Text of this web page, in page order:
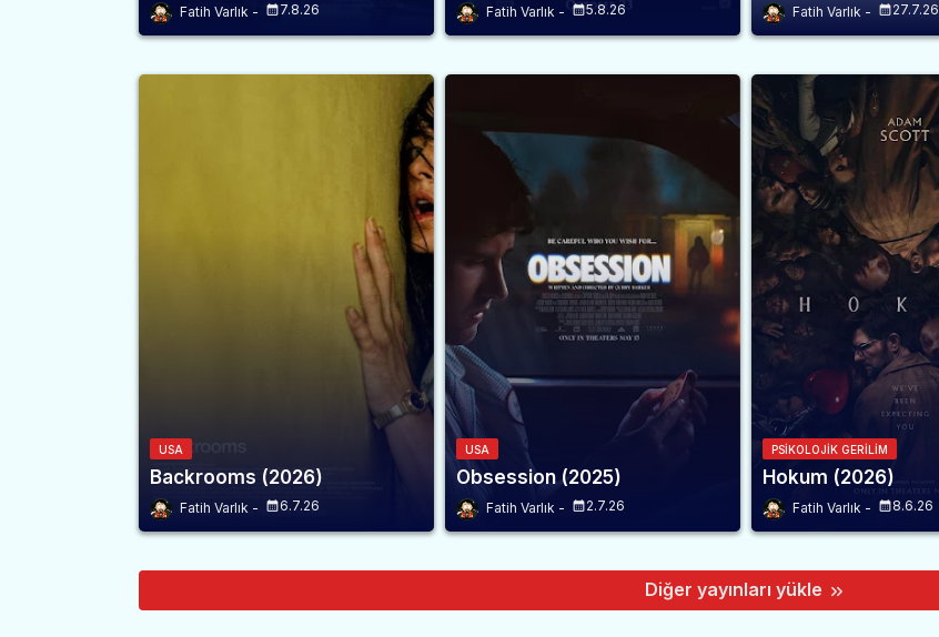
Fatih Varlık 7.8.26 Fatih Varlık 5.8.26 Fatih Varlık 27.7.26
USA
Backrooms (2026)
Fatih Varlık 6.7.26
USA
Obsession (2025)
Fatih Varlık 2.7.26
PSIKOLOJIK GERILIM
Hokum (2026)
Fatih Varlık 8.6.26
Diğer yayınları yükle